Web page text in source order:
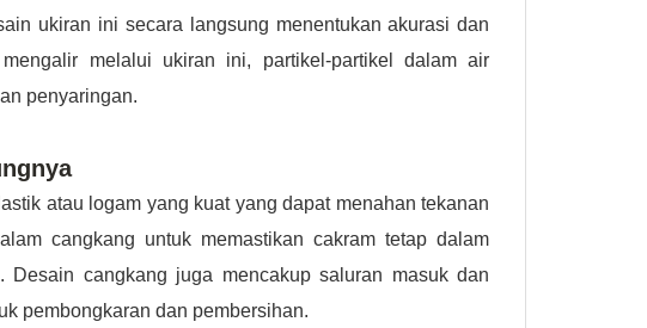
ukiran ini secara langsung menentukan akurasi dan
melalui ukiran ini, partikel-partikel dalam air
penyaringan.
atau logam yang kuat yang dapat menahan tekanan
cangkang untuk memastikan cakram tetap dalam
cangkang juga mencakup saluran masuk dan
pembongkaran dan pembersihan.